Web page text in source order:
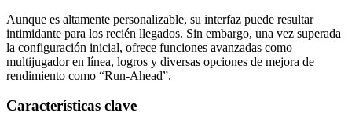
Aunque es altamente personalizable, su interfaz puede resultar
intimidante para los recién llegados. Sin embargo, una vez superada
la configuración inicial, ofrece funciones avanzadas como
multijugador en línea, logros y diversas opciones de mejora de
rendimiento como “Run-Ahead”.
Características clave